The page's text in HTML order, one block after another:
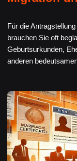
Für die
brauchen Sie oft
Geburtsurkunden,
anderen